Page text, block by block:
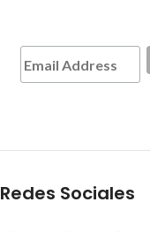
Redes Sociales